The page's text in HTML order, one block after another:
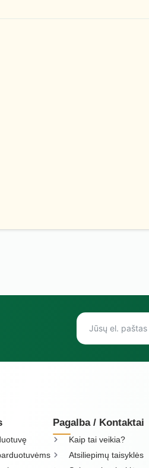
Pagalba / Kontaktai
Kaip tai veikia?
Atsiliepimų taisyklės